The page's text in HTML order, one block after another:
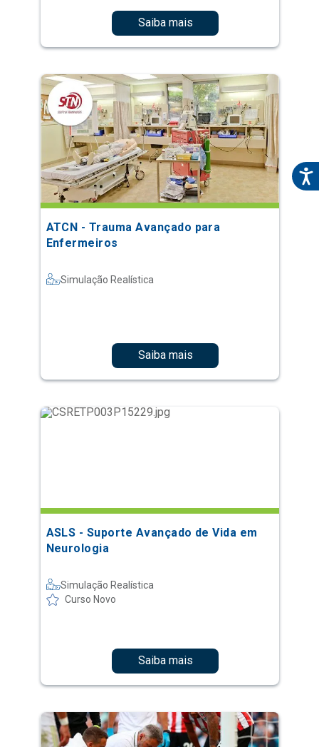
Saiba mais
ATCN - Trauma Avançado para
Enfermeiros
Simulação Realística
Saiba mais
ASLS - Suporte Avançado de Vida em
Neurologia
Simulação Realística
Curso Novo
Saiba mais